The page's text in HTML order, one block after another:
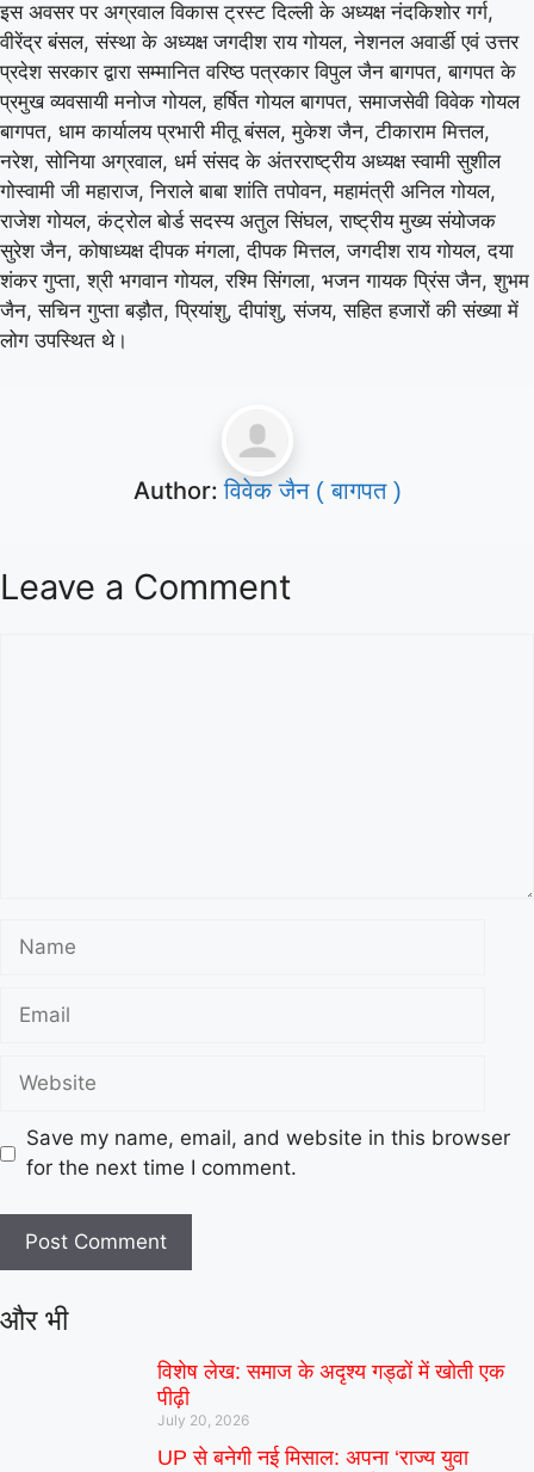
इस अवसर पर अग्रवाल विकास ट्रस्ट दिल्ली के अध्यक्ष नंदकिशोर गर्ग,
वीरेंद्र बंसल, संस्था के अध्यक्ष जगदीश राय गोयल, नेशनल अवार्डी एवं उत्तर
प्रदेश सरकार द्वारा सम्मानित वरिष्ठ पत्रकार विपुल जैन बागपत, बागपत के
प्रमुख व्यवसायी मनोज गोयल, हर्षित गोयल बागपत, समाजसेवी विवेक गोयल
बागपत, धाम कार्यालय प्रभारी मीतू बंसल, मुकेश जैन, टीकाराम मित्तल,
नरेश, सोनिया अग्रवाल, धर्म संसद के अंतरराष्ट्रीय अध्यक्ष स्वामी सुशील
गोस्वामी जी महाराज, निराले बाबा शांति तपोवन, महामंत्री अनिल गोयल,
राजेश गोयल, कंट्रोल बोर्ड सदस्य अतुल सिंघल, राष्ट्रीय मुख्य संयोजक
सुरेश जैन, कोषाध्यक्ष दीपक मंगला, दीपक मित्तल, जगदीश राय गोयल, दया
शंकर गुप्ता, श्री भगवान गोयल, रश्मि सिंगला, भजन गायक प्रिंस जैन, शुभम
जैन, सचिन गुप्ता बड़ौत, प्रियांशु, दीपांशु, संजय, सहित हजारों की संख्या में
लोग उपस्थित थे।
Author:विवेक जैन ( बागपत )
Leave a Comment
Save my name, email, and website in this browser
for the next time I comment.
और भी
विशेष लेख: समाज के अदृश्य गड्ढों में खोती एक
पीढ़ी
July 20, 2026
UP से बनेगी नई मिसाल: अपना ‘राज्य युवा